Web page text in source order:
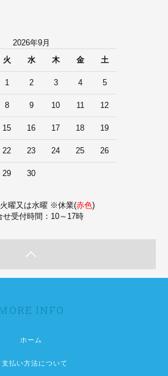
2026年9月
火 水 木 金 土
1 2 3 4 5
8 9 10 11 12
15 16 17 18 19
22 23 24 25 26
29 30
曜又は水曜 ※休業(赤色)
せ受付時間：10～17時
INFO
ホーム
支払い方法について